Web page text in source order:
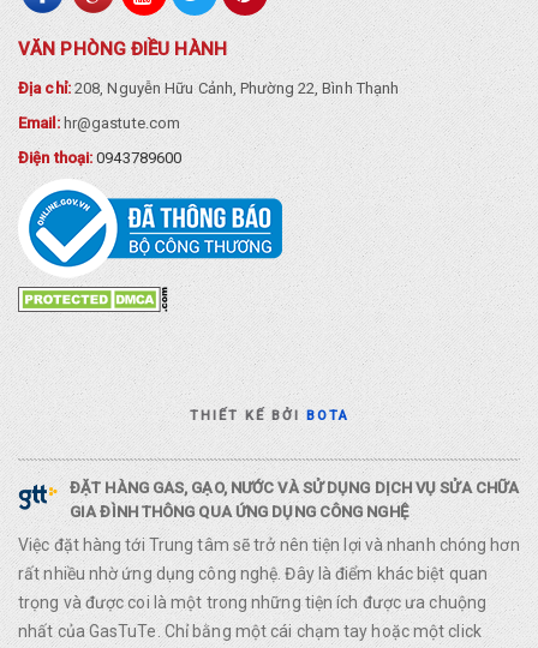
VĂN PHÒNG ĐIỀU HÀNH
Địa chỉ:208, Nguyễn Hữu Cảnh, Phường 22, Bình Thạnh
Email: hr@gastute.com
Điện thoại:0943789600
THIẾT KẾ BỞIBOTA
ĐẶT HÀNG GAS, GẠO, NƯỚC VÀ SỬ DỤNG DỊCH VỤ SỬA CHỮA
GIA ĐÌNH THÔNG QUA ỨNG DỤNG CÔNG NGHỆ
Việc đặt hàng tới Trung tâm sẽ trở nên tiện lợi và nhanh chóng hơn
rất nhiều nhờ ứng dụng công nghệ. Đây là điểm khác biệt quan
trọng và được coi là một trong những tiện ích được ưa chuộng
nhất của GasTuTe. Chỉ bằng một cái chạm tay hoặc một click